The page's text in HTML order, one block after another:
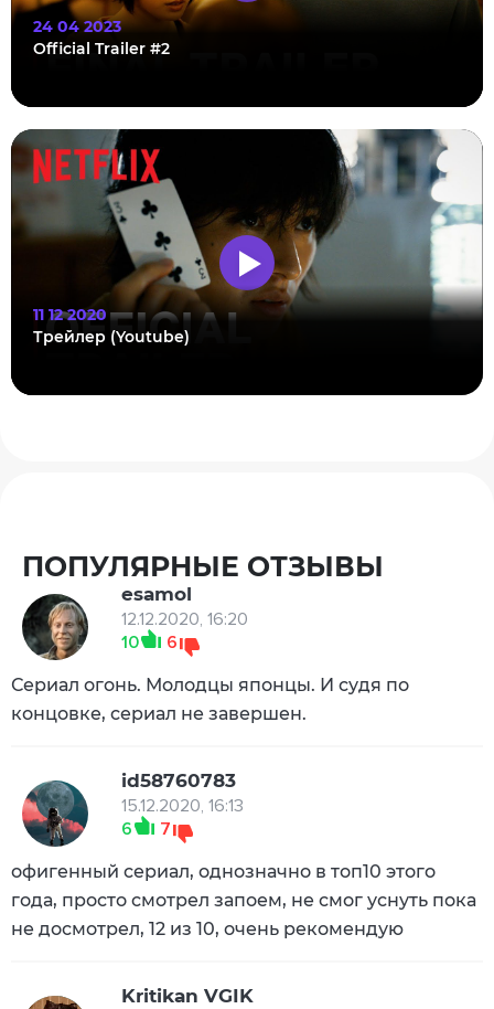
24 04 2023
Official Trailer #2
11 12 2020
Трейлер (Youtube)
ПОПУЛЯРНЫЕ ОТЗЫВЫ
esamol
12.12.2020, 16:20
10
6
Сериал огонь. Молодцы японцы. И судя по
концовке, сериал не завершен.
id58760783
15.12.2020, 16:13
6
7
офигенный сериал, однозначно в топ10 этого
года, просто смотрел запоем, не смог уснуть пока
не досмотрел, 12 из 10, очень рекомендую
Kritikan VGIK